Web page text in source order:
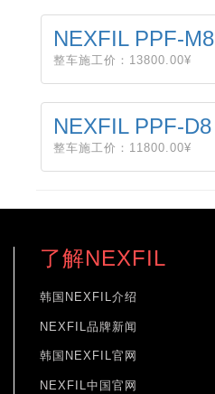
NEXFIL PPF-M8
整车施工价：13800.00¥
NEXFIL PPF-D8
整车施工价：11800.00¥
了解NEXFIL
韩国NEXFIL介绍
NEXFIL品牌新闻
韩国NEXFIL官网
NEXFIL中国官网